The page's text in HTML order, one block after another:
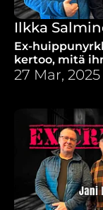
Ilkka
Ex-
kertoo, mitä
tehdessään
27 Mar, 2025